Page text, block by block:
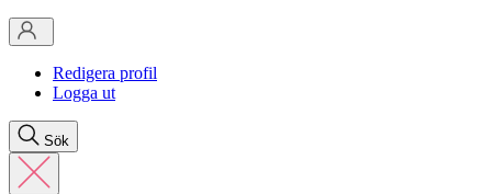
Redigera profil
Logga ut
Sök